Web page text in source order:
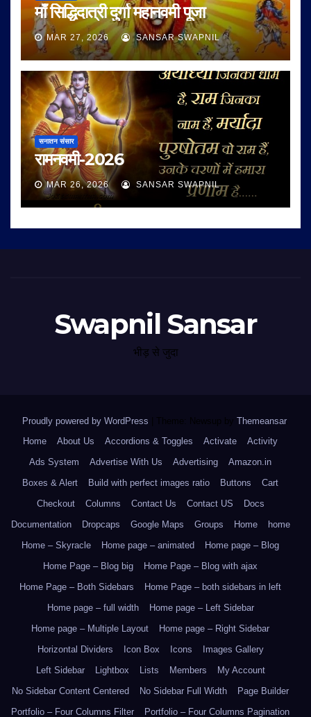
माँ सिद्धिदात्री दुर्गा महानवमी पूजा
MAR 27, 2026 SANSAR SWAPNIL
सनातन संसार
रामनवमी-2026
MAR 26, 2026 SANSAR SWAPNIL
Swapnil Sansar
भीड़ से जुदा
Proudly powered by WordPress Theme: Newsup by Themeansar.
Home
About Us Accordions & Toggles Activate
Activity
Ads System
Advertise With Us Advertising
Amazon.in
Boxes & Alert
Build with perfect images ratio Buttons
Cart
Checkout
Columns Contact Us Contact US
Docs
Documentation
Dropcaps Google Maps Groups Home
home
Home – Skyracle
Home page – animated
Home page – Blog
Home Page – Blog big
Home Page – Blog with ajax
Home Page – Both Sidebars
Home Page – both sidebars in left
Home page – full width
Home page – Left Sidebar
Home page – Multiple Layout
Home page – Right Sidebar
Horizontal Dividers
Icon Box Icons
Images Gallery
Left Sidebar
Lightbox Lists Members
My Account
No Sidebar Content Centered
No Sidebar Full Width
Page Builder
Portfolio – Four Columns Filter
Portfolio – Four Columns Pagination